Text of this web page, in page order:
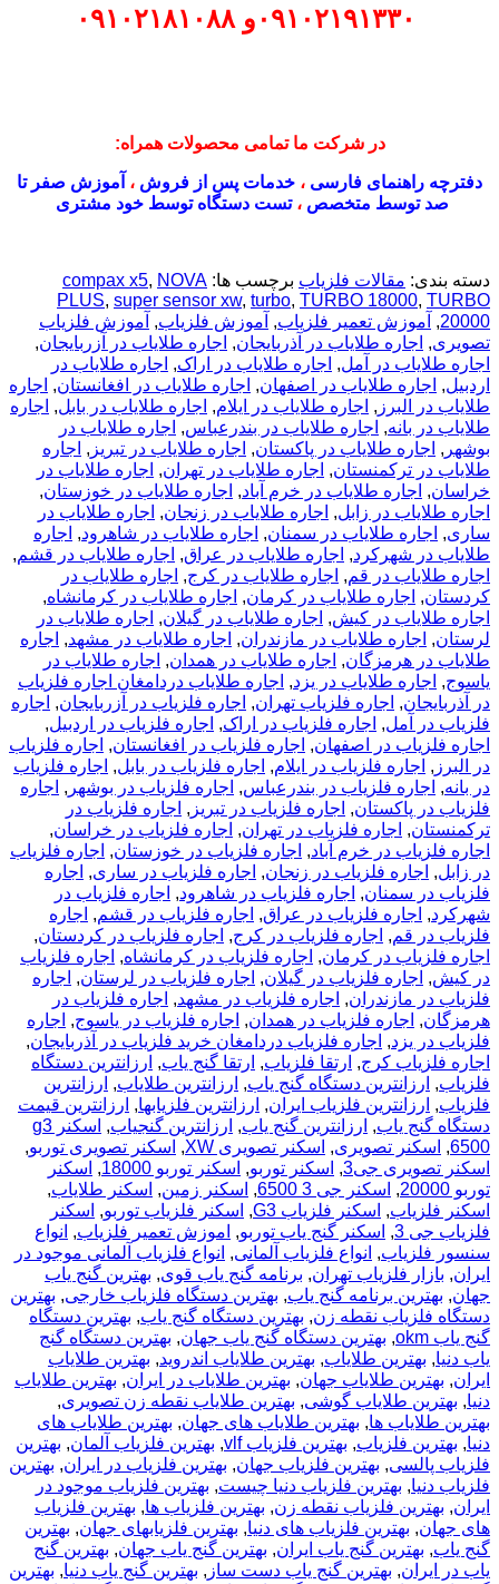
۰۹۱۰۲۱۹۱۳۳۰ و ۰۹۱۰۲۱۸۱۰۸۸
در شرکت ما تمامی محصولات همراه:
دفترچه راهنمای فارسی ، خدمات پس از فروش ، آموزش صفر تا
صد توسط متخصص ،تست دستگاه توسط خود مشتری
دسته بندی: مقالات فلزیاب برچسب ها: compax x5, NOVA
PLUS, super sensor xw, turbo, TURBO 18000, TURBO
20000
, آموزش تعمیر فلزیاب, آموزش فلزیاب, آموزش فلزیاب
تصویری, اجاره طلایاب در آذربایجان, اجاره طلایاب در آزربایجان,
اجاره طلایاب در آمل, اجاره طلایاب در اراک, اجاره طلایاب در
اردبیل, اجاره طلایاب در اصفهان, اجاره طلایاب در افغانستان, اجاره
طلایاب در البرز , اجاره طلایاب در ایلام, اجاره طلایاب در بابل, اجاره
طلایاب در بانه, اجاره طلایاب در بندرعباس, اجاره طلایاب در
بوشهر , اجاره طلایاب در پاکستان, اجاره طلایاب در تبریز , اجاره
طلایاب در ترکمنستان, اجاره طلایاب در تهران, اجاره طلایاب در
خراسان, اجاره طلایاب در خرم آباد, اجاره طلایاب در خوزستان,
اجاره طلایاب در زابل, اجاره طلایاب در زنجان, اجاره طلایاب در
ساری, اجاره طلایاب در سمنان, اجاره طلایاب در شاهرود, اجاره
طلایاب در شهرکرد, اجاره طلایاب در عراق, اجاره طلایاب در قشم,
اجاره طلایاب در قم, اجاره طلایاب در کرج, اجاره طلایاب در
کردستان, اجاره طلایاب در کرمان, اجاره طلایاب در کرمانشاه,
اجاره طلایاب در کیش, اجاره طلایاب در گیلان, اجاره طلایاب در
لرستان, اجاره طلایاب در مازندران, اجاره طلایاب در مشهد, اجاره
طلایاب در هرمزگان, اجاره طلایاب در همدان, اجاره طلایاب در
یاسوج, اجاره طلایاب در یزد, اجاره طلایاب دردامغان اجاره فلزیاب
در آذربایجان, اجاره فلزیاب تهران, اجاره فلزیاب در آزربایجان, اجاره
فلزیاب در آمل, اجاره فلزیاب در اراک, اجاره فلزیاب در اردبیل,
اجاره فلزیاب در اصفهان, اجاره فلزیاب در افغانستان, اجاره فلزیاب
در البرز , اجاره فلزیاب در ایلام, اجاره فلزیاب در بابل, اجاره فلزیاب
در بانه, اجاره فلزیاب در بندرعباس, اجاره فلزیاب در بوشهر , اجاره
فلزیاب در پاکستان, اجاره فلزیاب در تبریز , اجاره فلزیاب در
ترکمنستان, اجاره فلزیاب در تهران, اجاره فلزیاب در خراسان,
اجاره فلزیاب در خرم آباد, اجاره فلزیاب در خوزستان, اجاره فلزیاب
در زابل, اجاره فلزیاب در زنجان, اجاره فلزیاب در ساری, اجاره
فلزیاب در سمنان, اجاره فلزیاب در شاهرود, اجاره فلزیاب در
شهرکرد, اجاره فلزیاب در عراق, اجاره فلزیاب در قشم, اجاره
فلزیاب در قم, اجاره فلزیاب در کرج, اجاره فلزیاب در کردستان,
اجاره فلزیاب در کرمان, اجاره فلزیاب در کرمانشاه, اجاره فلزیاب
در کیش, اجاره فلزیاب در گیلان, اجاره فلزیاب در لرستان, اجاره
فلزیاب در مازندران, اجاره فلزیاب در مشهد, اجاره فلزیاب در
هرمزگان, اجاره فلزیاب در همدان, اجاره فلزیاب در یاسوج, اجاره
فلزیاب در یزد, اجاره فلزیاب دردامغان خرید فلزیاب در آذربایجان,
اجاره فلزیاب کرج, ارتقا فلزیاب, ارتقا گنج یاب, ارزانترین دستگاه
فلزیاب, ارزانترین دستگاه گنج یاب, ارزانترین طلایاب, ارزانترین
فلزیاب, ارزانترین فلزیاب ایران, ارزانترین فلزیابها, ارزانترین قیمت
دستگاه گنج یاب, ارزانترین گنج یاب, ارزانترین گنجیاب,
اسکنر g3
6500
, اسکنر تصویری, اسکنر تصویری XW , اسکنر تصویری توربو,
اسکنر تصویری جی3
, اسکنر توربو, اسکنر توربو 18000 , اسکنر
توربو 20000
, اسکنر جی 3 6500 , اسکنر زمین, اسکنر طلایاب,
اسکنر فلزیاب, اسکنر فلزیاب G3 , اسکنر فلزیاب توربو, اسکنر
فلزیاب جی 3
, اسکنر گنج یاب توربو, اموزش تعمیر فلزیاب, انواع
سنسور فلزیاب, انواع فلزیاب آلمانی, انواع فلزیاب آلمانی موجود در
ایران, بازار فلزیاب تهران, برنامه گنج یاب قوی, بهترين گنج ياب
جهان, بهترین برنامه گنج یاب, بهترین دستگاه فلزیاب خارجی, بهترین
دستگاه فلزیاب نقطه زن, بهترین دستگاه گنج یاب, بهترین دستگاه
گنج یاب okm
, بهترین دستگاه گنج یاب جهان, بهترین دستگاه گنج
یاب دنیا, بهترین طلایاب, بهترین طلایاب اندروید, بهترین طلایاب
ایران, بهترین طلایاب جهان, بهترین طلایاب در ایران, بهترین طلایاب
دنیا, بهترین طلایاب گوشی, بهترین طلایاب نقطه زن تصویری,
بهترین طلایاب ها, بهترین طلایاب های جهان, بهترین طلایاب های
دنیا, بهترین فلزیاب, بهترین فلزیاب vlf , بهترین فلزیاب آلمان, بهترین
فلزیاب پالسی, بهترین فلزیاب جهان, بهترین فلزیاب در ایران, بهترین
فلزیاب دنیا, بهترین فلزیاب دنیا چیست, بهترین فلزیاب موجود در
ایران, بهترین فلزیاب نقطه زن, بهترین فلزیاب ها, بهترین فلزیاب
های جهان, بهترین فلزیاب های دنیا, بهترین فلزیابهای جهان, بهترین
گنج یاب, بهترین گنج یاب ایران, بهترین گنج یاب جهان, بهترین گنج
یاب در ایران, بهترین گنج یاب دست ساز , بهترین گنج یاب دنیا, بهترین